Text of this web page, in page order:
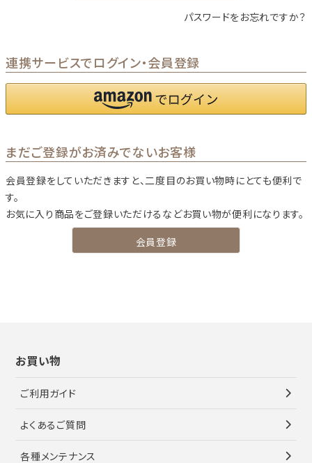
パスワードをお忘れですか？
連携サービスでログイン・会員登録
まだご登録がお済みでないお客様
会員登録をしていただきますと、二度目のお買い物時にとても便利で
す。
お気に入り商品をご登録いただけるなどお買い物が便利になります。
会員登録
お買い物
ご利用ガイド
よくあるご質問
各種メンテナンス